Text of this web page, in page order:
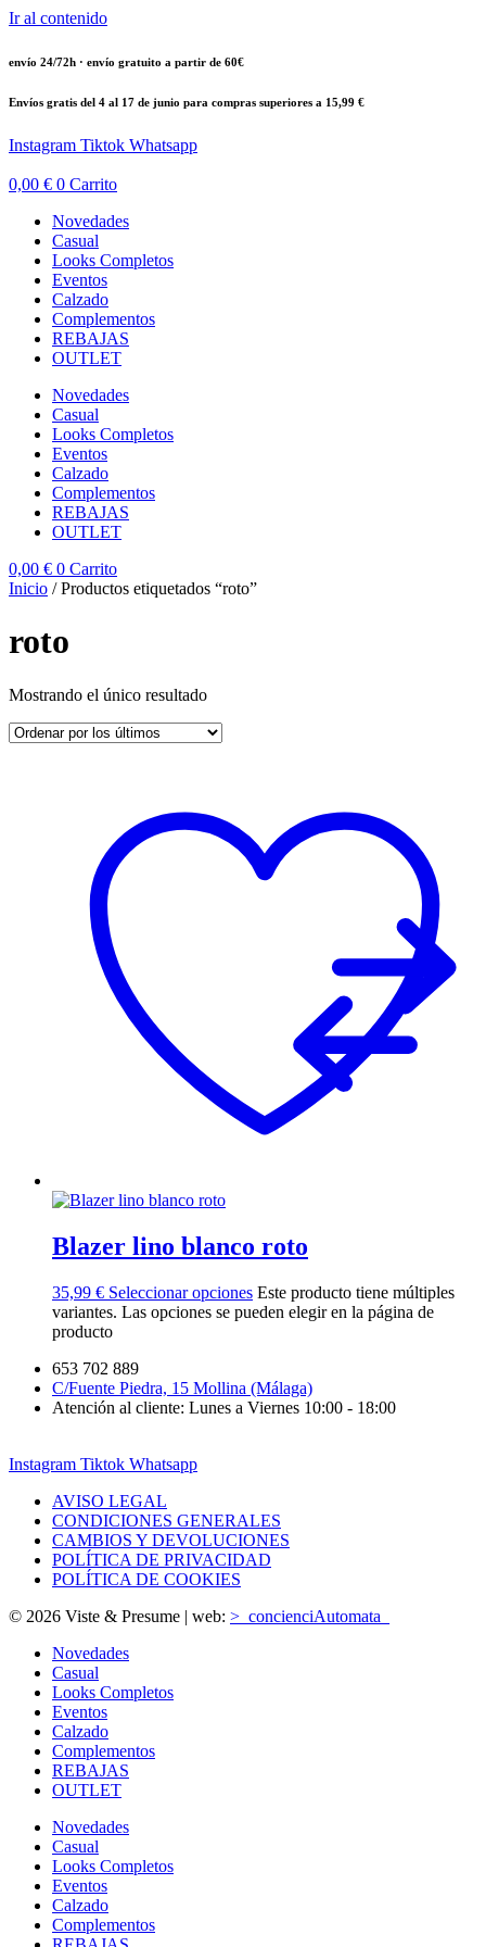
Ir al contenido
envío 24/72h · envío gratuito a partir de 60€
Envíos gratis del 4 al 17 de junio para compras superiores a 15,99 €
Instagram Tiktok Whatsapp
0,00 € 0 Carrito
Novedades
Casual
Looks Completos
Eventos
Calzado
Complementos
REBAJAS
OUTLET
Novedades
Casual
Looks Completos
Eventos
Calzado
Complementos
REBAJAS
OUTLET
0,00 € 0 Carrito
Inicio / Productos etiquetados “roto”
roto
Mostrando el único resultado
Blazer lino blanco roto
35,99 € Seleccionar opciones Este producto tiene múltiples
variantes. Las opciones se pueden elegir en la página de
producto
653 702 889
C/Fuente Piedra, 15 Mollina (Málaga)
Atención al cliente: Lunes a Viernes 10:00 - 18:00
Instagram Tiktok Whatsapp
AVISO LEGAL
CONDICIONES GENERALES
CAMBIOS Y DEVOLUCIONES
POLÍTICA DE PRIVACIDAD
POLÍTICA DE COOKIES
© 2026 Viste & Presume | web: >_concienciAutomata_
Novedades
Casual
Looks Completos
Eventos
Calzado
Complementos
REBAJAS
OUTLET
Novedades
Casual
Looks Completos
Eventos
Calzado
Complementos